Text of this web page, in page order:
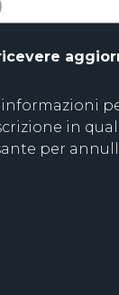
in
per